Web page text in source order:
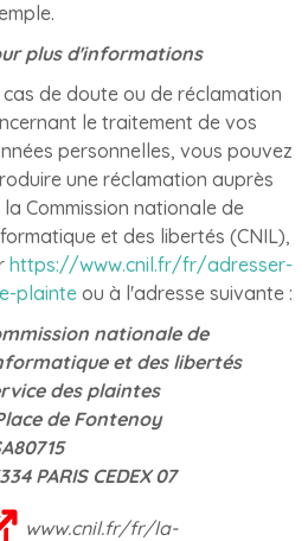
plus d'informations
cas de doute ou de réclamation
le traitement de vos
personnelles, vous pouvez
une réclamation auprès
la Commission nationale de
et des libertés (CNIL),
https://www.cnil.fr/fr/adresser-
plainteou à l'adresse suivante :
nationale de
et des libertés
des plaintes
de Fontenoy
PARIS CEDEX 07
www.cnil.fr/fr/la-